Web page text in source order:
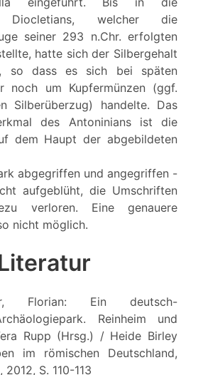
Diocletians, welcher die
seiner 293 n.Chr. erfolgten
hatte sich der Silbergehalt
so dass es sich bei späten
noch um Kupfermünzen (ggf.
Silberüberzug) handelte. Das
des Antoninians ist die
dem Haupt der abgebildeten
abgegriffen und angegriffen -
aufgeblüht, die Umschriften
verloren. Eine genauere
nicht möglich.
Florian: Ein deutsch-
Reinheim und
Rupp (Hrsg.) / Heide Birley
im römischen Deutschland,
S. 110-113